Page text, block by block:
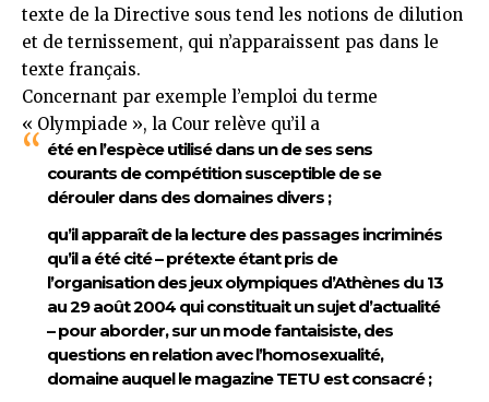
texte de la Directive sous tend les notions de dilution
et de ternissement, qui n’apparaissent pas dans le
texte français.
Concernant par exemple l’emploi du terme
« Olympiade », la Cour relève qu’il a
été en l’espèce utilisé dans un de ses sens
courants de compétition susceptible de se
dérouler dans des domaines divers ;
qu’il apparaît de la lecture des passages incriminés
qu’il a été cité – prétexte étant pris de
l’organisation des jeux olympiques d’Athènes du 13
au 29 août 2004 qui constituait un sujet d’actualité
– pour aborder, sur un mode fantaisiste, des
questions en relation avec l’homosexualité,
domaine auquel le magazine TETU est consacré ;